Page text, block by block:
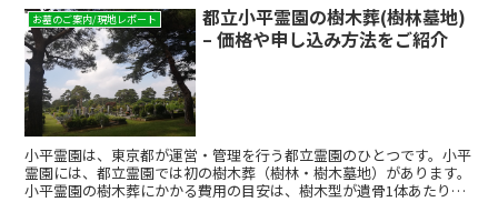
お墓のご案内/現地レポート
都立小平霊園の樹木葬(樹林墓地)
– 価格や申し込み方法をご紹介
小平霊園は、東京都が運営・管理を行う都立霊園のひとつです。小平
霊園には、都立霊園では初の樹木葬（樹林・樹木墓地）があります。
小平霊園の樹木葬にかかる費用の目安は、樹木型が遺骨1体あたり19